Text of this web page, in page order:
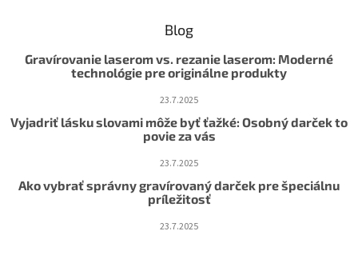
Blog
Gravírovanie laserom vs. rezanie laserom: Moderné
technológie pre originálne produkty
23.7.2025
Vyjadriť lásku slovami môže byť ťažké: Osobný darček to
povie za vás
23.7.2025
Ako vybrať správny gravírovaný darček pre špeciálnu
príležitosť
23.7.2025